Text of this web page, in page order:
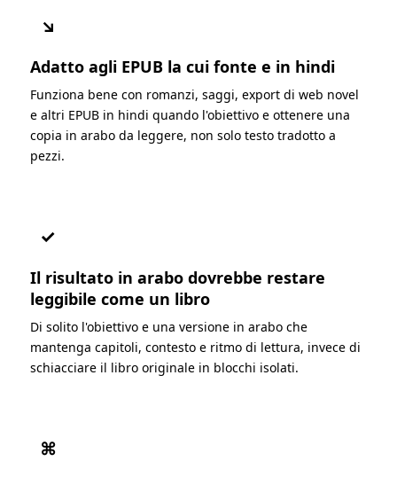
↘
Adatto agli EPUB la cui fonte e in hindi
Funziona bene con romanzi, saggi, export di web novel
e altri EPUB in hindi quando l'obiettivo e ottenere una
copia in arabo da leggere, non solo testo tradotto a
pezzi.
✓
Il risultato in arabo dovrebbe restare
leggibile come un libro
Di solito l'obiettivo e una versione in arabo che
mantenga capitoli, contesto e ritmo di lettura, invece di
schiacciare il libro originale in blocchi isolati.
⌘